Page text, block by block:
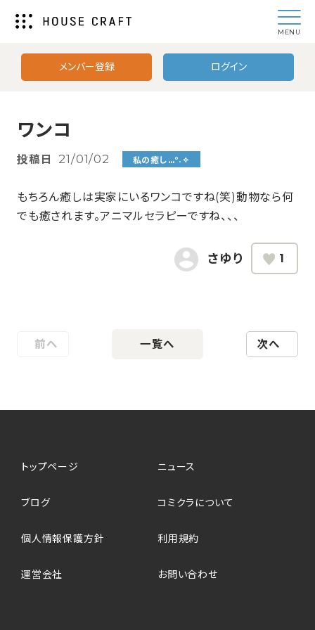
MENU
メンバー登録 ログイン
ワンコ
投稿日 21/01/02 私の癒し…°˖✧
もちろん癒しは実家にいるワンコですね(笑)動物なら何
でも癒されます。アニマルセラピーですね、、、
さゆり 1
前へ 次へ
一覧へ
トップページ ニュース
ブログ コミクラについて
個人情報保護方針 利用規約
運営会社 お問い合わせ